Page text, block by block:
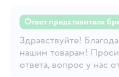
Ответ представителя
Здравствуйте!
нашим товарам!
ответа, вопрос у нас